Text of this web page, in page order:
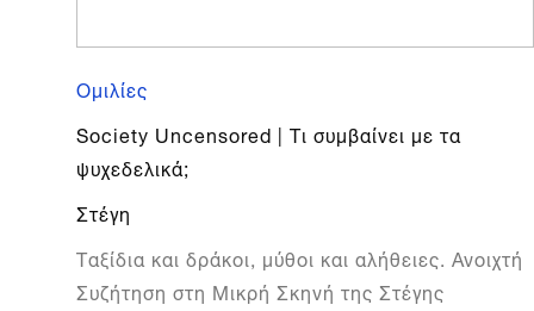
Ομιλίες
Society Uncensored | Τι συμβαίνει με τα
ψυχεδελικά;
Στέγη
Ταξίδια και δράκοι, μύθοι και αλήθειες. Ανοιχτή
Συζήτηση στη Μικρή Σκηνή της Στέγης